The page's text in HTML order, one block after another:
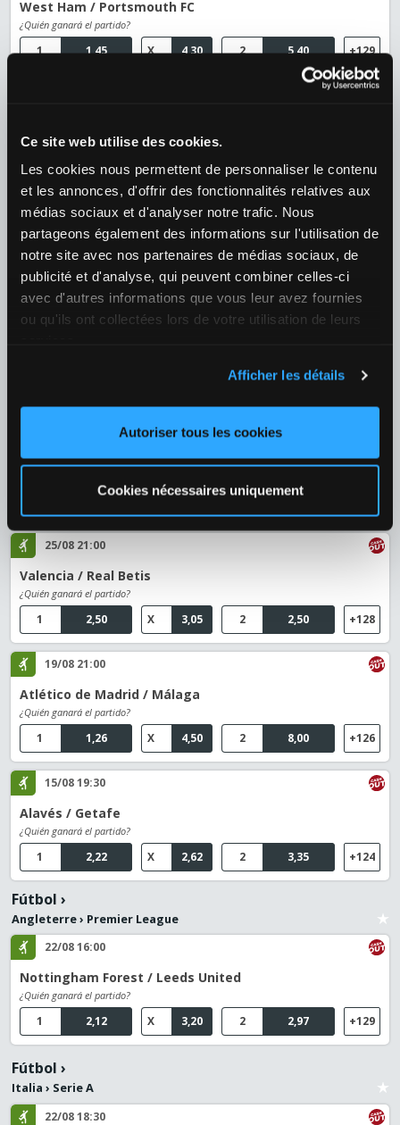
Ce site web utilise des cookies.
Les cookies nous permettent de personnaliser le contenu
et les annonces, d'offrir des fonctionnalités relatives aux
médias sociaux et d'analyser notre trafic. Nous
partageons également des informations sur l'utilisation de
notre site avec nos partenaires de médias sociaux, de
publicité et d'analyse, qui peuvent combiner celles-ci
avec d'autres informations que vous leur avez fournies
ou qu'ils ont collectées lors de votre utilisation de leurs
Afficher les détails
Autoriser tous les cookies
Cookies nécessaires uniquement
West Ham / Portsmouth FC
¿Quién ganará el partido?
1,45
1 4,30
X 5,40
2 +129
¿Quién ganará el partido?
1,30
1 5,00
X 7,50
2 +129
08/08 16:00
Leicester / Northampton Town
¿Quién ganará el partido?
5,90
X
Fútbol ›
Botev Vratsa / Slavia Sofia
¿Quién ganará el partido?
España›LaLiga
25/08 21:00
Valencia / Real Betis
¿Quién ganará el partido?
2,50
1 3,05
X 2,50
2 +128
19/08 21:00
Atlético de Madrid / Málaga
¿Quién ganará el partido?
1,26
1 4,50
X 8,00
2 +126
15/08 19:30
Alavés / Getafe
¿Quién ganará el partido?
2,22
1 2,62
X 3,35
2 +124
Fútbol ›
Angleterre› Premier League
22/08 16:00
Nottingham Forest / Leeds United
¿Quién ganará el partido?
2,12
1 3,20
X 2,97
2 +129
Fútbol ›
Italia › Serie A
22/08 18:30